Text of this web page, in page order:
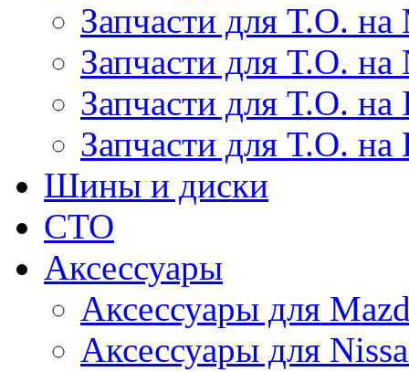
Запчасти для Т.О. на
Запчасти для Т.О. на
Запчасти для Т.О.
Запчасти для Т.О. на
Шины и диски
СТО
Аксессуары
Аксессуары для
Аксессуары для